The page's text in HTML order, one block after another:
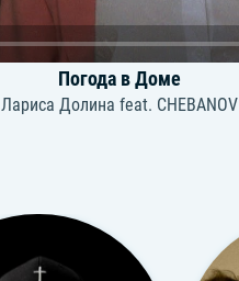
Погода в Доме
Лариса Долина feat. CHEBANOV